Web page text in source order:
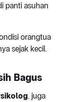
panti asuhan
orangtua
sejak kecil.
Bagus
, juga